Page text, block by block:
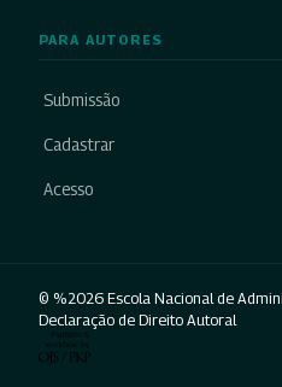
PARA AUTORES
Submissão
Cadastrar
Acesso
© %2026 Escola Nacional de
Declaração de Direito Autoral